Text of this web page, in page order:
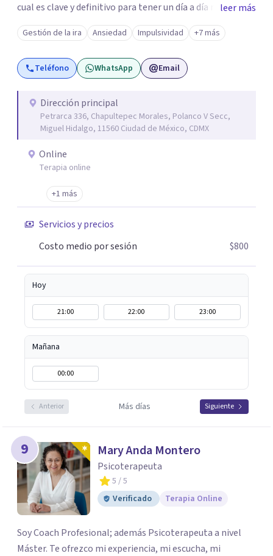
cual es clave y definitivo para tener un día a día mucho
mas llevadero y productivo. Aún cuando también en base
a la problemática sugiero trabajar desde un enfoque
psicoanalítico.
leer más
Gestión de la ira Ansiedad Impulsividad +7 más
Teléfono WhatsApp Email
Dirección principal
Petrarca 336, Chapultepec Morales, Polanco V Secc,
Miguel Hidalgo, 11560 Ciudad de México, CDMX
Online
Terapia online
+1 más
Servicios y precios
Costo medio por sesión
$800
Hoy
21:00 22:00 23:00
Mañana
00:00
Anterior Más días Siguiente
9 Mary Anda Montero
Psicoterapeuta
5 / 5
Verificado
Terapia Online
Soy Coach Profesional; además Psicoterapeuta a nivel
Máster. Te ofrezco mi experiencia, mi escucha, mi